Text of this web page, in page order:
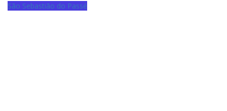
São Sebastião do Passé